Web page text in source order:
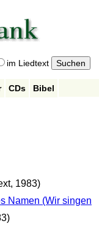
im Liedtext
CDs
Bibel
1983)
Namen (Wir singen